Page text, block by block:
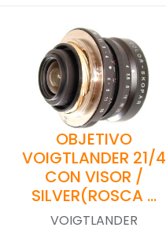
OBJETIVO
VOIGTLANDER 21/4
CON VISOR /
SILVER(ROSCA …
VOIGTLANDER